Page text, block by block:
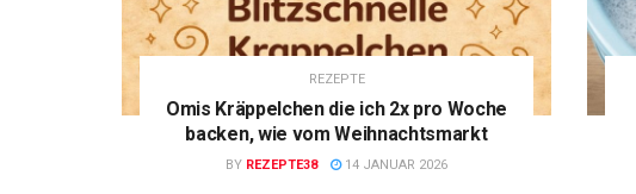
REZEPTE
Omis Kräppelchen die ich 2x pro Woche
backen, wie vom Weihnachtsmarkt
BY REZEPTE38 14 JANUAR 2026